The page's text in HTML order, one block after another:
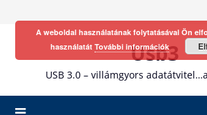
Usb3
USB 3.0 – villámgyors
A weboldal használatának folytatásával Ön
használatát További információk